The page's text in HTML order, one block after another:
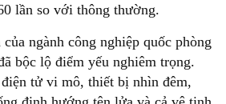
lần so với thông thường.
ngành công nghiệp quốc phòng
bộc lộ điểm yếu nghiêm trọng.
tử vi mô, thiết bị nhìn đêm,